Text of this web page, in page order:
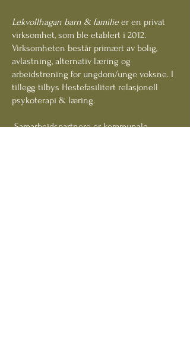
Lekvollhagan barn & familie er en privat
virksomhet, som ble etablert i 2012.
Virksomheten består primært av bolig,
avlastning, alternativ læring og
arbeidstrening for ungdom/unge voksne. I
tillegg tilbys Hestefasilitert relasjonell
psykoterapi & læring.
Samarbeidspartnere er kommunale